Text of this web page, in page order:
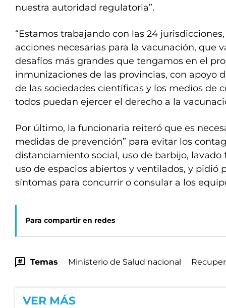
nuestra autoridad regulatoria”.
“Estamos trabajando con las 24
acciones necesarias para la vacunación, que
desafíos más grandes que tengamos en el
inmunizaciones de las provincias, con apoyo
de las sociedades científicas y los medios de
todos puedan ejercer el derecho a la
Por último, la funcionaria reiteró que es
medidas de prevención” para evitar los
distanciamiento social, uso de barbijo,
uso de espacios abiertos y ventilados, y pidió
síntomas para concurrir o consular a los
Para compartir en redes
Temas Ministerio de Salud nacional
VER MÁS